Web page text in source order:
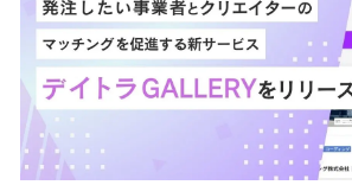
読
み
込
み
中
で
す